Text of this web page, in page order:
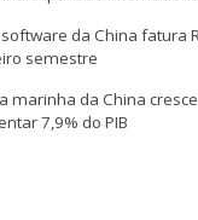
da China fatura
semestre
marinha da China
7,9% do PIB